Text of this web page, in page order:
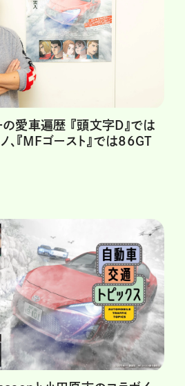
愛車遍歴 『頭文字D』では
、『MFゴースト』では86GT